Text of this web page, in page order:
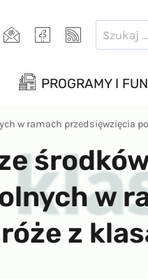
Szukaj:
PROGRAMY I
w ramach przedsięwzięcia
w
z